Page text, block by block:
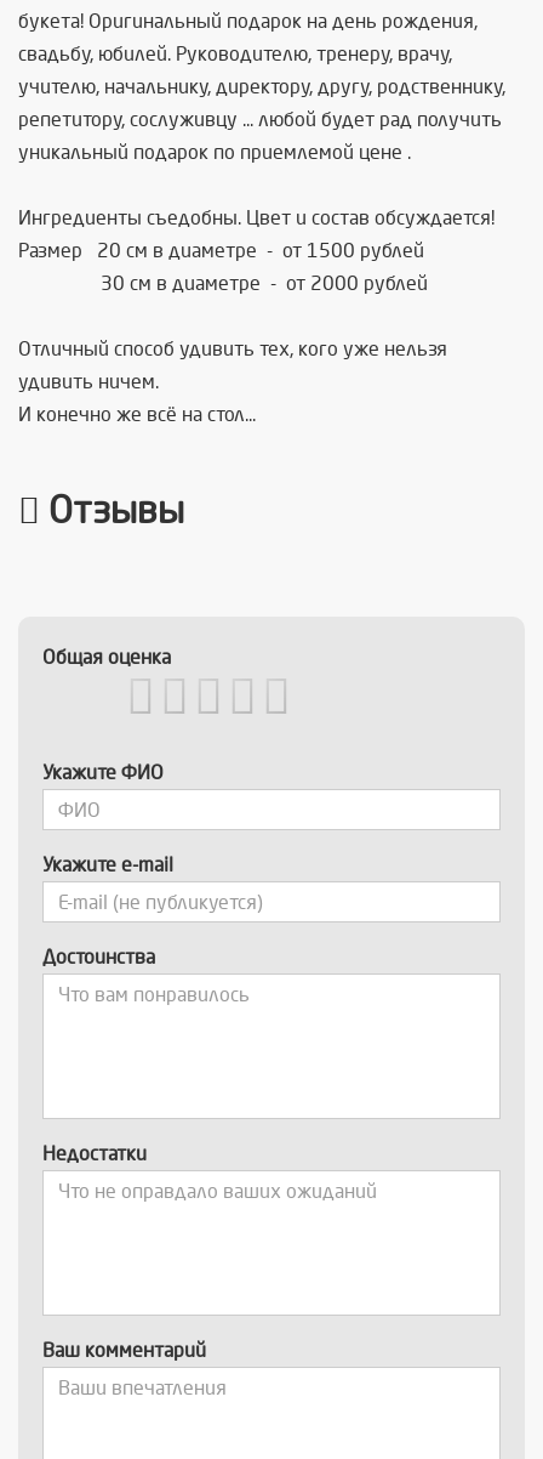
букета! Оригинальный подарок на день рождения,
свадьбу, юбилей. Руководителю, тренеру, врачу,
учителю, начальнику, директору, другу, родственнику,
репетитору, сослуживцу ... любой будет рад получить
уникальный подарок по приемлемой цене .
Ингредиенты съедобны. Цвет и состав обсуждается!
Размер 20 см в диаметре - от 1500 рублей
30 см в диаметре - от 2000 рублей
Отличный способ удивить тех, кого уже нельзя
удивить ничем.
И конечно же всё на стол...
Отзывы
Общая оценка
Укажите ФИО
Укажите e-mail
Достоинства
Недостатки
Ваш комментарий